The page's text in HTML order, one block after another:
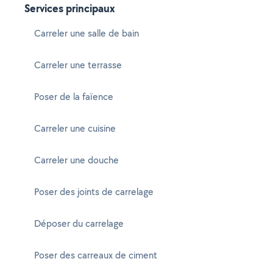
Services principaux
Carreler une salle de bain
Carreler une terrasse
Poser de la faïence
Carreler une cuisine
Carreler une douche
Poser des joints de carrelage
Déposer du carrelage
Poser des carreaux de ciment